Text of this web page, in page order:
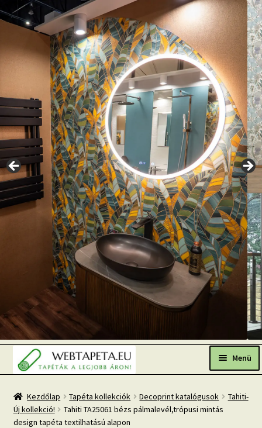
Ugrás
a
navigációhoz
Kilépés
a
tartalomba Menü
Népszerű tapéták
Kezdőlap Tapéta kollekciók Decoprint katalógusok
Tahiti-
Új kollekció!
Tahiti TA25061 bézs pálmalevél,trópusi mintás
design tapéta textilhatású alapon